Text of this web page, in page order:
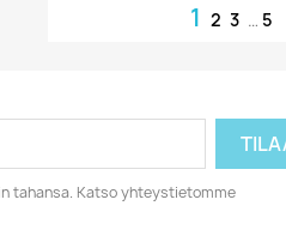
123 … 5
tahansa. Katso yhteystietomme